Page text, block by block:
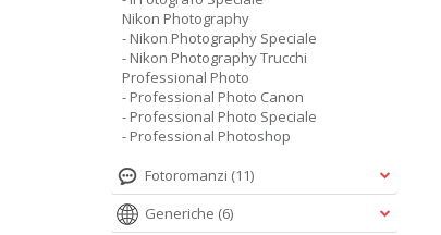
Nikon Photography
- Nikon Photography Speciale
- Nikon Photography Trucchi
Professional Photo
- Professional Photo Canon
- Professional Photo Speciale
- Professional Photoshop
Fotoromanzi (11)
Generiche (6)